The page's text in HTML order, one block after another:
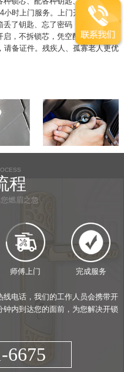
小时上门服务。上门开锁，假如
了钥匙、忘了密码，家中丢了钥
，不拆锁芯，凭空配置钥匙。我
请备证件。残疾人、孤寡老人更优
程
燃眉之急
师傅上门 完成服务
电话，我们的工作人员会携带开
内到达您的面前，为您解决开锁
6675